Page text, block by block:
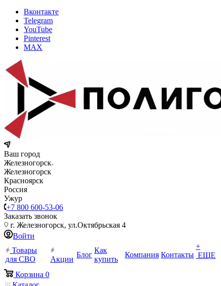
Вконтакте
Telegram
YouTube
Pinterest
MAX
Ваш город
Железногорск
Железногорск
Красноярск
Россия
Ужур
+7 800 600-53-06
Заказать звонок
г. Железногорск, ул.Октябрьская 4
Войти
Товары
для СВО
Акции
Блог
Как
купить
Компания Контакты
+
ЕЩЕ
Корзина 0